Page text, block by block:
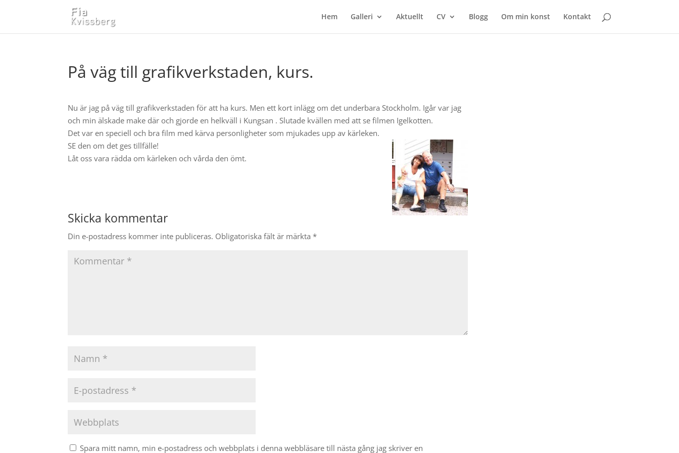
Hem Galleri Aktuellt CV Blogg Om min konst Kontakt
På väg till grafikverkstaden, kurs.
Nu är jag på väg till grafikverkstaden för att ha kurs. Men ett kort inlägg om det underbara Stockholm. Igår var jag
och min älskade make där och gjorde en helkväll i Kungsan . Slutade kvällen med att se filmen Igelkotten.
Det var en speciell och bra film med kärva personligheter som mjukades upp av kärleken.
SE den om det ges tillfälle!
Låt oss vara rädda om kärleken och vårda den ömt.
Skicka kommentar
Din e-postadress kommer inte publiceras. Obligatoriska fält är märkta*
Spara mitt namn, min e-postadress och webbplats i denna webbläsare till nästa gång jag skriver en